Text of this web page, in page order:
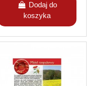
Dodaj do
koszyka